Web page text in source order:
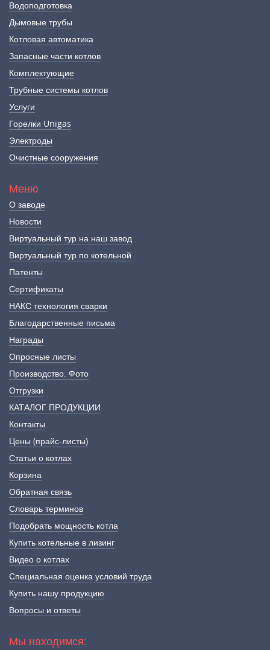
Водоподготовка
Дымовые трубы
Котловая автоматика
Запасные части котлов
Комплектующие
Трубные системы котлов
Услуги
Горелки Unigas
Электроды
Очистные сооружения
Меню
О заводе
Новости
Виртуальный тур на наш завод
Виртуальный тур по котельной
Патенты
Сертификаты
НАКС технология сварки
Благодарственные письма
Награды
Опросные листы
Производство. Фото
Отгрузки
КАТАЛОГ ПРОДУКЦИИ
Контакты
Цены (прайс-листы)
Статьи о котлах
Корзина
Обратная связь
Словарь терминов
Подобрать мощность котла
Купить котельные в лизинг
Видео о котлах
Специальная оценка условий труда
Купить нашу продукцию
Вопросы и ответы
Мы находимся: